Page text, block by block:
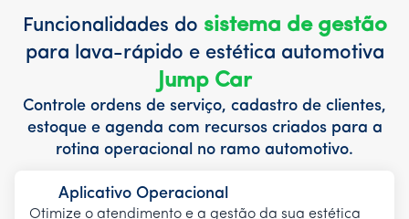
Funcionalidades do sistema de gestão
para lava-rápido e estética automotiva
Jump Car
Controle ordens de serviço, cadastro de clientes,
estoque e agenda com recursos criados para a
rotina operacional no ramo automotivo.
Aplicativo Operacional
Otimize o atendimento e a gestão da sua estética